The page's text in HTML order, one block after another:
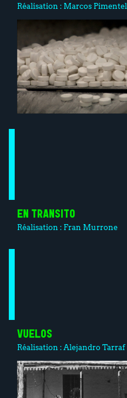
Réalisation : Marcos Pimentel
EN TRANSITO
Réalisation : Fran Murrone
VUELOS
Réalisation : Alejandro Tarraf